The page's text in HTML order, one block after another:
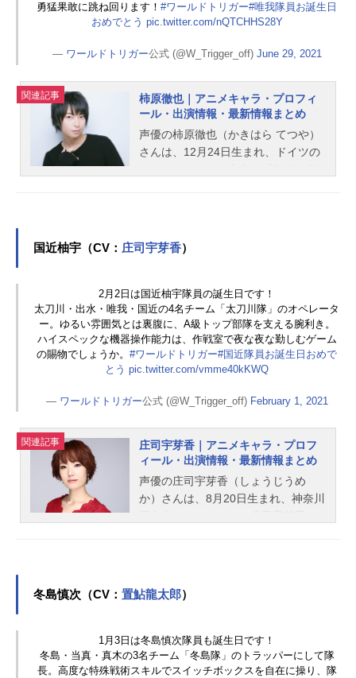
勇猛果敢に跳ね回ります！#ワールドトリガー#唯我隊員お誕生日
おめでとう pic.twitter.com/nQTCHHS28Y
— ワールドトリガー公式 (@W_Trigger_off) June 29, 2021
関連記事
柿原徹也｜アニメキャラ・プロフィ
ール・出演情報・最新情報まとめ
声優の柿原徹也（かきはら てつや）
さんは、12月24日生まれ、ドイツの
ています。こちらでは、柿原徹也さ
んのオススメ記事をご紹介！
国近柚宇（CV： 庄司宇芽香）
2月2日は国近柚宇隊員の誕生日です！
太刀川・出水・唯我・国近の4名チーム「太刀川隊」のオペレータ
ー。ゆるい雰囲気とは裏腹に、A級トップ部隊を支える腕利き。
ハイスペックな機器操作能力は、作戦室で夜な夜な勤しむゲーム
の賜物でしょうか。#ワールドトリガー#国近隊員お誕生日おめで
とう pic.twitter.com/vmme40kKWQ
— ワールドトリガー公式 (@W_Trigger_off) February 1, 2021
関連記事
庄司宇芽香｜アニメキャラ・プロフ
ィール・出演情報・最新情報まとめ
声優の庄司宇芽香（しょうじうめ
か）さんは、8月20日生まれ、神奈川
冬島慎次（CV： 置鮎龍太郎）
1月3日は冬島慎次隊員も誕生日です！
冬島・当真・真木の3名チーム「冬島隊」のトラッパーにして隊
長。高度な特殊戦術スキルでスイッチボックスを自在に操り、隊